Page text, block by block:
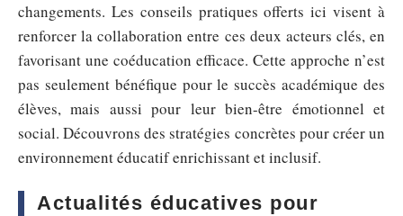
changements. Les conseils pratiques offerts ici visent à
renforcer la collaboration entre ces deux acteurs clés, en
favorisant une coéducation efficace. Cette approche n’est
pas seulement bénéfique pour le succès académique des
élèves, mais aussi pour leur bien-être émotionnel et
social. Découvrons des stratégies concrètes pour créer un
environnement éducatif enrichissant et inclusif.
Actualités éducatives pour